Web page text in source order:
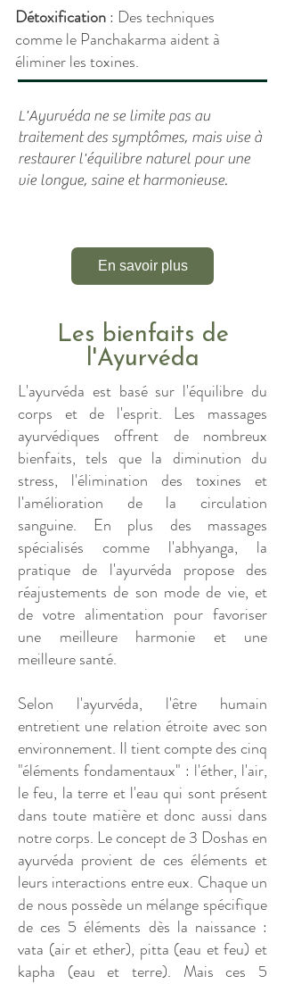
Détoxification: Des techniques
comme le Panchakarma aident à
éliminer les toxines.
L'Ayurvéda ne se limite pas au
traitement des symptômes, mais vise à
restaurer l'équilibre naturel pour une
vie longue, saine et harmonieuse.
En savoir plus
Les bienfaits de
l'Ayurvéda
L'ayurvéda est basé sur l'équilibre du
corps et de l'esprit. Les massages
ayurvédiques offrent de nombreux
bienfaits, tels que la diminution du
stress, l'élimination des toxines et
l'amélioration de la circulation
sanguine. En plus des massages
spécialisés comme l'abhyanga, la
pratique de l'ayurvéda propose des
réajustements de son mode de vie, et
de votre alimentation pour favoriser
une meilleure harmonie et une
meilleure santé.
Selon l'ayurvéda, l'être humain
entretient une relation étroite avec son
environnement. Il tient compte des cinq
"éléments fondamentaux" : l'éther, l'air,
le feu, la terre et l'eau qui sont présent
dans toute matière et donc aussi dans
notre corps. Le concept de 3 Doshas en
ayurvéda provient de ces éléments et
leurs interactions entre eux. Chaque un
de nous possède un mélange spécifique
de ces 5 éléments dès la naissance :
vata (air et ether), pitta (eau et feu) et
kapha (eau et terre). Mais ces 5